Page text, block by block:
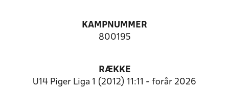
KAMPNUMMER
800195
RÆKKE
U14 Piger Liga 1 (2012) 11:11 - forår 2026